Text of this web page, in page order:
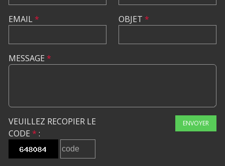
EMAIL* OBJET *
MESSAGE *
VEUILLEZ RECOPIER LE
CODE * :
ENVOYER